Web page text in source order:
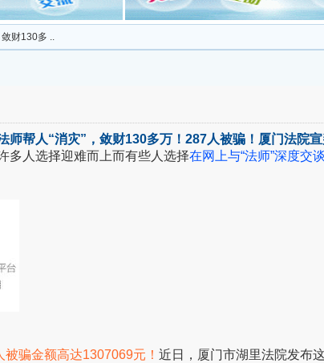
敛财130多 ..
师帮人“消灾”，敛财130多万！287人被骗！厦门法院宣
多人选择迎难而上而有些人选择在网上与“法师”深度交谈
被骗金额高达1307069元！ 近日，厦门市湖里法院发布